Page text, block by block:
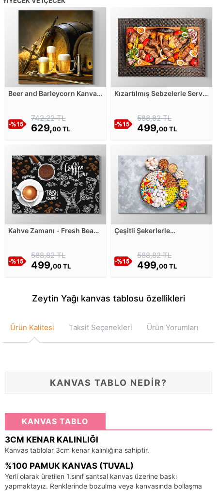
Beer and Barleycorn Kanvas
742,22 TL
629,00 TL
Kızartılmış Sebzelerle Servis
588,82 TL
499,00 TL
Kahve Zamanı - Fresh Beans
588,82 TL
499,00 TL
Çeşitli Şekerlerle
588,82 TL
499,00 TL
Zeytin Yağı kanvas tablosu özellikleri
Ürün Kalitesi Taksit Seçenekleri Ürün Yorumları
KANVAS TABLO NEDİR?
KANVAS TABLO
3CM KENAR KALINLIĞI
Kanvas tablolar 3cm kenar kalınlığına sahiptir.
%100 PAMUK KANVAS (TUVAL)
Yerli olarak üretilen 1.sınıf santsal kanvas üzerine baskı
yapmaktayız. Renklerinde bozulma veya kanvasında bollaşma